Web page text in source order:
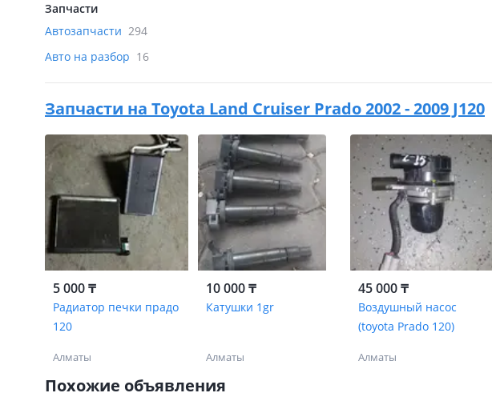
Запчасти
Автозапчасти 294
Авто на разбор 16
Запчасти на Toyota Land Cruiser Prado 2002 - 2009 J120
5 000 ₸
Радиатор печки прадо
120
Алматы
10 000 ₸
Катушки 1gr
Алматы
45 000 ₸
Воздушный насос
(toyota Prado 120)
Алматы
Похожие объявления